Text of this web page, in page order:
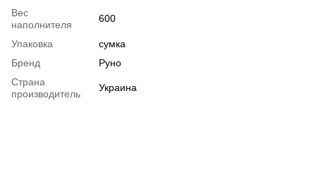
Вес
наполнителя
600
Упаковка
сумка
Бренд
Руно
Страна
производитель
Украина